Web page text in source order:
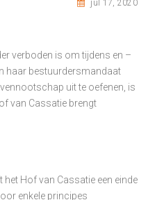
jul 17, 2020
verboden is om tijdens en –
haar bestuurdersmandaat
uit te oefenen, is
van Cassatie brengt
het Hof van Cassatie een einde
enkele principes